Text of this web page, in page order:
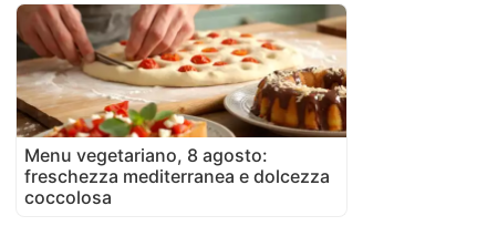
Menu vegetariano, 8 agosto:
freschezza mediterranea e dolcezza
coccolosa